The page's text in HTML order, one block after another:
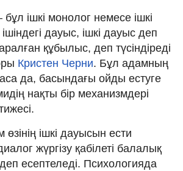
ішкі монолог немесе ішкі
дауыс, ішкі дауыс деп
құбылыс, деп түсіндіреді
Кристен Черни. Бұл адамның
да, басындағы ойды естуге
нақты бір механизмдері
өзінің ішкі дауысын ести
жүргізу қабілеті балалық
есептеледі. Психологияда